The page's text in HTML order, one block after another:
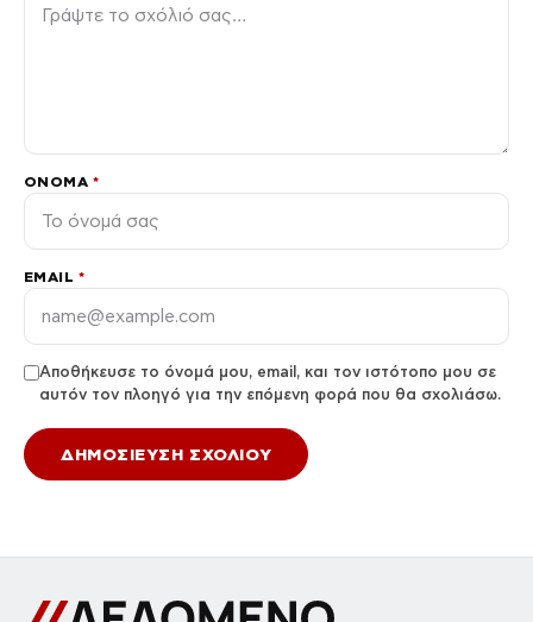
ΌΝΟΜΑ *
EMAIL *
Αποθήκευσε το όνομά μου, email, και τον ιστότοπο μου σε
αυτόν τον πλοηγό για την επόμενη φορά που θα σχολιάσω.